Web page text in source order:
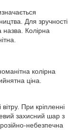
Для зручності
Колірна
колірна
ціна.
При кріпленні
захисний шар з
небезпечна